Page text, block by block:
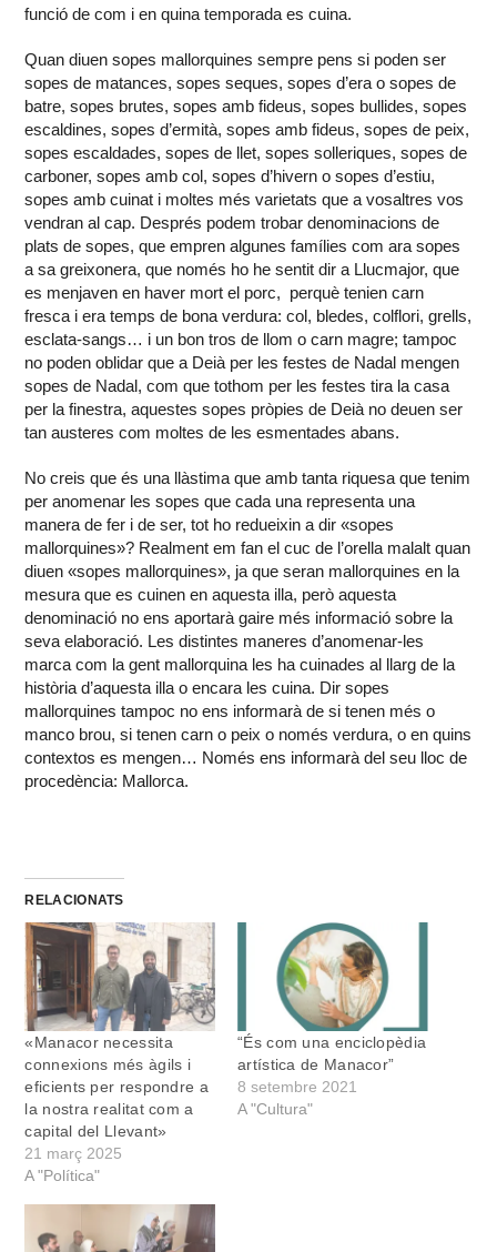
funció de com i en quina temporada es cuina.
Quan diuen sopes mallorquines sempre pens si poden ser
sopes de matances, sopes seques, sopes d’era o sopes de
batre, sopes brutes, sopes amb fideus, sopes bullides, sopes
escaldines, sopes d’ermità, sopes amb fideus, sopes de peix,
sopes escaldades, sopes de llet, sopes solleriques, sopes de
carboner, sopes amb col, sopes d’hivern o sopes d’estiu,
sopes amb cuinat i moltes més varietats que a vosaltres vos
vendran al cap. Després podem trobar denominacions de
plats de sopes, que empren algunes famílies com ara sopes
a sa greixonera, que només ho he sentit dir a Llucmajor, que
es menjaven en haver mort el porc, perquè tenien carn
fresca i era temps de bona verdura: col, bledes, colflori, grells,
esclata-sangs… i un bon tros de llom o carn magre; tampoc
no poden oblidar que a Deià per les festes de Nadal mengen
sopes de Nadal, com que tothom per les festes tira la casa
per la finestra, aquestes sopes pròpies de Deià no deuen ser
tan austeres com moltes de les esmentades abans.
No creis que és una llàstima que amb tanta riquesa que tenim
per anomenar les sopes que cada una representa una
manera de fer i de ser, tot ho redueixin a dir «sopes
mallorquines»? Realment em fan el cuc de l’orella malalt quan
diuen «sopes mallorquines», ja que seran mallorquines en la
mesura que es cuinen en aquesta illa, però aquesta
denominació no ens aportarà gaire més informació sobre la
seva elaboració. Les distintes maneres d’anomenar-les
marca com la gent mallorquina les ha cuinades al llarg de la
història d’aquesta illa o encara les cuina. Dir sopes
mallorquines tampoc no ens informarà de si tenen més o
manco brou, si tenen carn o peix o només verdura, o en quins
contextos es mengen… Només ens informarà del seu lloc de
procedència: Mallorca.
RELACIONATS
«Manacor necessita
connexions més àgils i
eficients per respondre a
la nostra realitat com a
capital del Llevant»
21 març 2025
A "Política"
“És com una enciclopèdia
artística de Manacor”
8 setembre 2021
A "Cultura"